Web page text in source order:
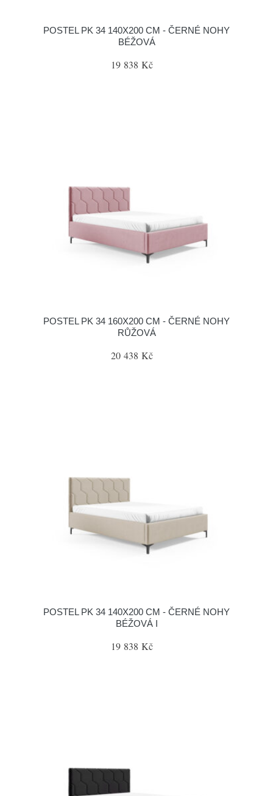
POSTEL PK 34 140X200 CM - ČERNÉ NOHY
BÉŽOVÁ
19 838 Kč
POSTEL PK 34 160X200 CM - ČERNÉ NOHY
RŮŽOVÁ
20 438 Kč
POSTEL PK 34 140X200 CM - ČERNÉ NOHY
BÉŽOVÁ I
19 838 Kč